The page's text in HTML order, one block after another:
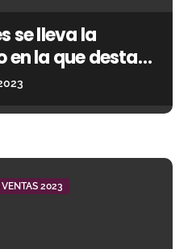
se lleva la
la que destaca
2023